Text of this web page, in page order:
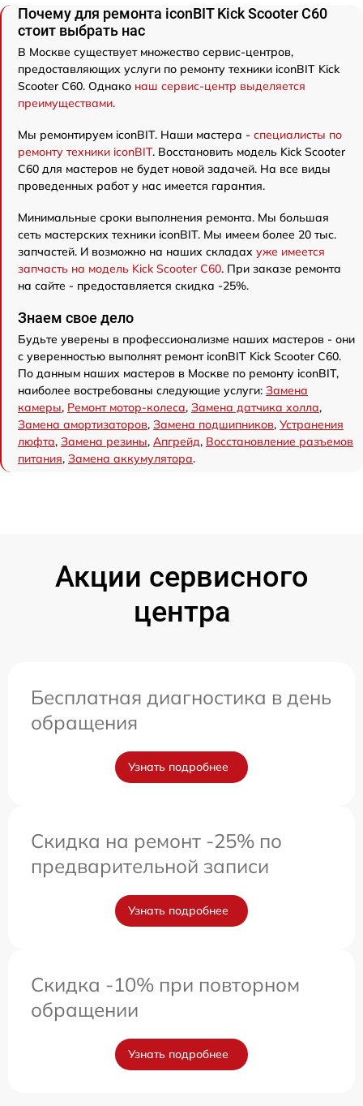
Почему для ремонта iconBIT Kick Scooter C60
стоит выбрать нас
В Москве существует множество сервис-центров,
предоставляющих услуги по ремонту техники iconBIT Kick
Scooter C60. Однако наш сервис-центр выделяется
преимуществами.
Мы ремонтируем iconBIT. Наши мастера - специалисты по
ремонту техники iconBIT. Восстановить модель Kick Scooter
C60 для мастеров не будет новой задачей. На все виды
проведенных работ у нас имеется гарантия.
Минимальные сроки выполнения ремонта. Мы большая
сеть мастерских техники iconBIT. Мы имеем более 20 тыс.
запчастей. И возможно на наших складах уже имеется
запчасть на модель Kick Scooter C60. При заказе ремонта
на сайте - предоставляется скидка -25%.
Знаем свое дело
Будьте уверены в профессионализме наших мастеров - они
с уверенностью выполнят ремонт iconBIT Kick Scooter C60.
По данным наших мастеров в Москве по ремонту iconBIT,
наиболее востребованы следующие услуги: Замена
камеры, Ремонт мотор-колеса, Замена датчика холла,
Замена амортизаторов, Замена подшипников, Устранения
люфта, Замена резины, Апгрейд, Восстановление разъемов
питания, Замена аккумулятора.
Акции сервисного
центра
Бесплатная диагностика в день
обращения
Узнать подробнее
Скидка на ремонт -25% по
предварительной записи
Узнать подробнее
Скидка -10% при повторном
обращении
Узнать подробнее